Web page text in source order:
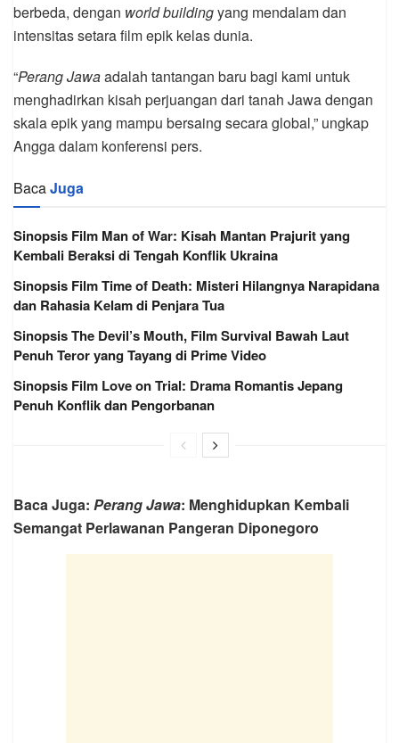
berbeda, dengan world buildingyang mendalam dan
intensitas setara film epik kelas dunia.
“Perang Jawaadalah tantangan baru bagi kami untuk
menghadirkan kisah perjuangan dari tanah Jawa dengan
skala epik yang mampu bersaing secara global,” ungkap
Angga dalam konferensi pers.
BacaJuga
Sinopsis Film Man of War: Kisah Mantan Prajurit yang
Kembali Beraksi di Tengah Konflik Ukraina
Sinopsis Film Time of Death: Misteri Hilangnya Narapidana
dan Rahasia Kelam di Penjara Tua
Sinopsis The Devil’s Mouth, Film Survival Bawah Laut
Penuh Teror yang Tayang di Prime Video
Sinopsis Film Love on Trial: Drama Romantis Jepang
Penuh Konflik dan Pengorbanan
Baca Juga: Perang Jawa: Menghidupkan Kembali
Semangat Perlawanan Pangeran Diponegoro